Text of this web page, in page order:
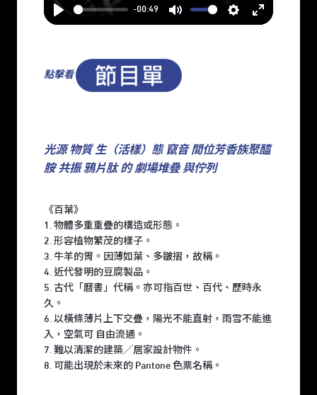
Play
-00:49
Mute SettingsEnter
點擊看
光源 物質 生（活樣）態 竄音 間位芳香族聚醯
胺 共振 鴉片肽 的 劇場堆疊 與佇列
《百葉》
1. 物體多重重疊的構造或形態。
2. 形容植物繁茂的樣子。
3. 牛羊的胃。因薄如葉、多皺摺，故稱。
4. 近代發明的豆腐製品。
5. 古代「曆書」代稱。亦可指百世、百代、歷時永
久。
6. 以橫條薄片上下交疊，陽光不能直射，雨雪不能進
入，空氣可 自由流通。
7. 難以清潔的建築╱居家設計物件。
8. 可能出現於未來的 Pantone 色票名稱。